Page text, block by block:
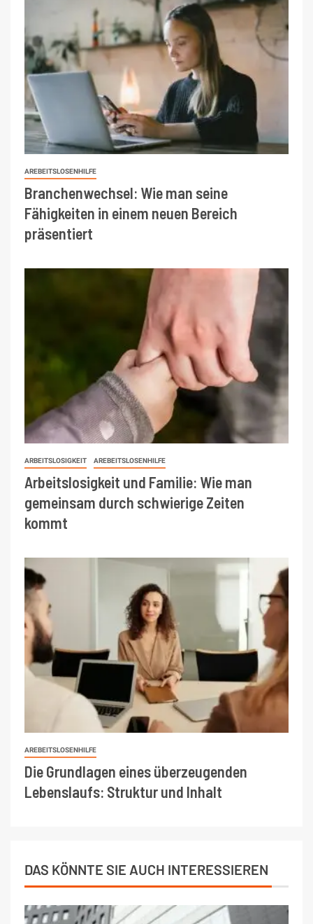
AREBEITSLOSENHILFE
Branchenwechsel: Wie man seine
Fähigkeiten in einem neuen Bereich
präsentiert
ARBEITSLOSIGKEIT AREBEITSLOSENHILFE
Arbeitslosigkeit und Familie: Wie man
gemeinsam durch schwierige Zeiten
kommt
AREBEITSLOSENHILFE
Die Grundlagen eines überzeugenden
Lebenslaufs: Struktur und Inhalt
DAS KÖNNTE SIE AUCH INTERESSIEREN